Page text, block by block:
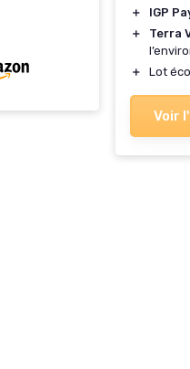
＋
IGP
＋
Terra
＋
Lot
Voir